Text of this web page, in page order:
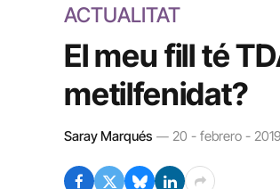
ACTUALITAT
El meu fill té
metilfenidat?
Saray Marqués 20 - febrero -